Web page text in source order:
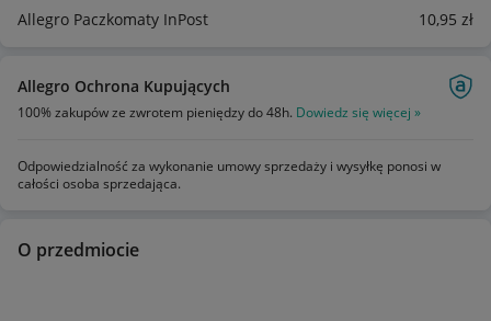
Allegro Paczkomaty InPost 10,95 zł
Allegro Ochrona Kupujących
100% zakupów ze zwrotem pieniędzy do 48h. Dowiedz się więcej »
Odpowiedzialność za wykonanie umowy sprzedaży i wysyłkę ponosi w
całości osoba sprzedająca.
O przedmiocie